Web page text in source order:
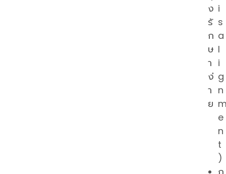
ง
รั
ก
ษ
า
ง่
า
ย
i
s
a
l
i
g
n
e
n
t
)